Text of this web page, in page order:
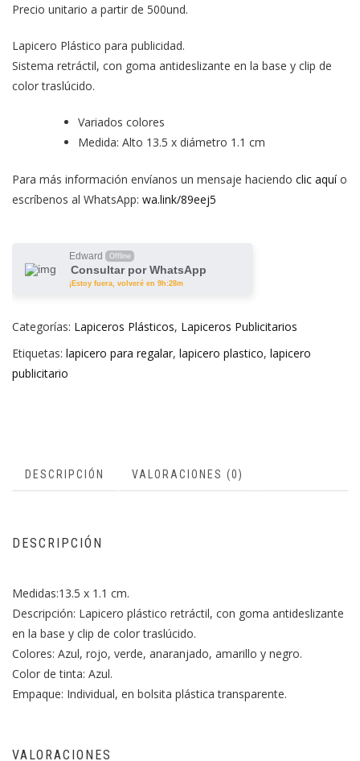
Precio unitario a partir de 500und.
Lapicero Plástico para publicidad.
Sistema retráctil, con goma antideslizante en la base y clip de
color traslúcido.
Variados colores
Medida: Alto 13.5 x diámetro 1.1 cm
Para más información envíanos un mensaje haciendo clic aquío
escríbenos al WhatsApp: wa.link/89eej5
Edward Offline
Consultar por WhatsApp
¡Estoy fuera, volveré en 9h:28m
Categorías: Lapiceros Plásticos, Lapiceros Publicitarios
Etiquetas: lapicero para regalar, lapicero plastico, lapicero
publicitario
DESCRIPCIÓN VALORACIONES (0)
DESCRIPCIÓN
Medidas:13.5 x 1.1 cm.
Descripción: Lapicero plástico retráctil, con goma antideslizante
en la base y clip de color traslúcido.
Colores: Azul, rojo, verde, anaranjado, amarillo y negro.
Color de tinta: Azul.
Empaque: Individual, en bolsita plástica transparente.
VALORACIONES